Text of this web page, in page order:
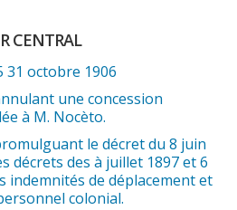
CENTRAL
31 octobre 1906
une concession
à M. Nocèto.
le décret du 8 juin
décrets des à juillet 1897 et 6
indemnités de déplacement et
colonial.